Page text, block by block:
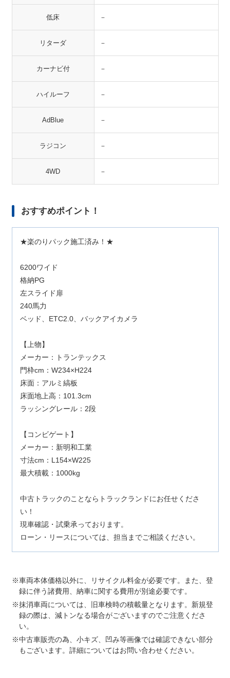
低床 －
リターダ －
カーナビ付 －
ハイルーフ －
AdBlue －
ラジコン －
4WD －
おすすめポイント！
★楽のりパック施工済み！★
6200ワイド
格納PG
左スライド扉
240馬力
ベッド、ETC2.0、バックアイカメラ
【上物】
メーカー：トランテックス
門枠cm：W234×H224
床面：アルミ縞板
床面地上高：101.3cm
ラッシングレール：2段
【コンビゲート】
メーカー：新明和工業
寸法cm：L154×W225
最大積載：1000kg
中古トラックのことならトラックランドにお任せくださ
い！
現車確認・試乗承っております。
ローン・リースについては、担当までご相談ください。
車両本体価格以外に、リサイクル料金が必要です。また、登
録に伴う諸費用、納車に関する費用が別途必要です。
抹消車両については、旧車検時の積載量となります。新規登
録の際は、減トンなる場合がございますのでご注意くださ
い。
中古車販売の為、小キズ、凹み等画像では確認できない部分
もございます。詳細についてはお問い合わせください。